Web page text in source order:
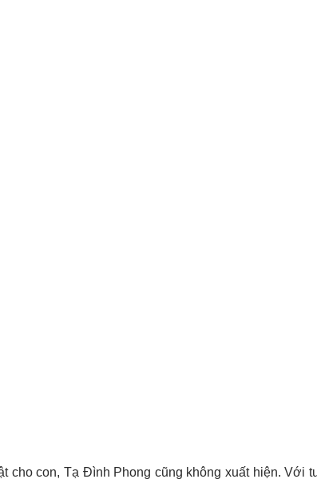
cho con, Tạ Đình Phong cũng không xuất hiện. Với